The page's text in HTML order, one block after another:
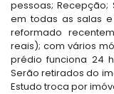
pessoas;
em todas as salas e
reformado
reais); com vários
prédio funciona 24
Serão retirados do
Estudo troca por